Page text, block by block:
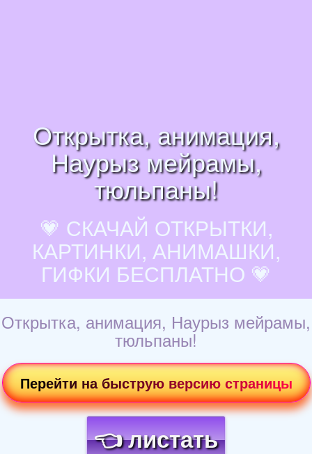
Открытка, анимация,
Наурыз мейрамы,
тюльпаны!
💗 СКАЧАЙ ОТКРЫТКИ,
КАРТИНКИ, АНИМАШКИ,
ГИФКИ БЕСПЛАТНО 💗
Открытка, анимация, Наурыз мейрамы,
тюльпаны!
Перейти на быструю версию страницы
👈 листать